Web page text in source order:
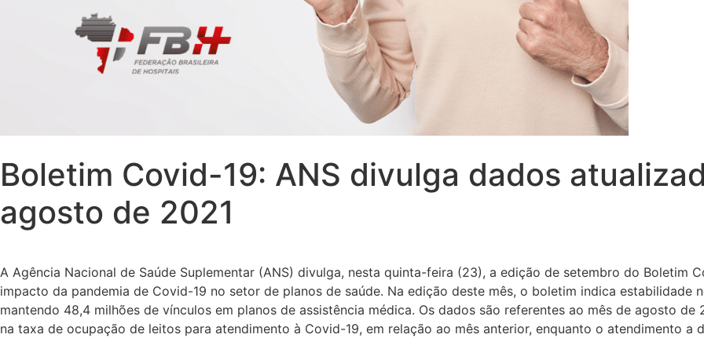
Boletim Covid-19: ANS divulga dados
agosto de 2021
A Agência Nacional de Saúde Suplementar (ANS) divulga, nesta quinta-feira (23), a edição de setembro do Boletim
impacto da pandemia de Covid-19 no setor de planos de saúde. Na edição deste mês, o boletim indica estabilidade
mantendo 48,4 milhões de vínculos em planos de assistência médica. Os dados são referentes ao mês de agosto de
na taxa de ocupação de leitos para atendimento à Covid-19, em relação ao mês anterior, enquanto o atendimento a